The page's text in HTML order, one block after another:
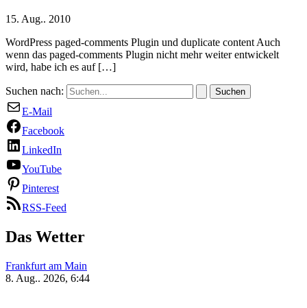
15. Aug.. 2010
WordPress paged-comments Plugin und duplicate content Auch
wenn das paged-comments Plugin nicht mehr weiter entwickelt
wird, habe ich es auf […]
Suchen nach:
E-Mail
Facebook
LinkedIn
YouTube
Pinterest
RSS-Feed
Das Wetter
Frankfurt am Main
8. Aug.. 2026, 6:44